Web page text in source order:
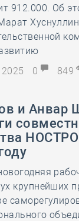
912.000. Об
0 849
и Анвар
крупнейших